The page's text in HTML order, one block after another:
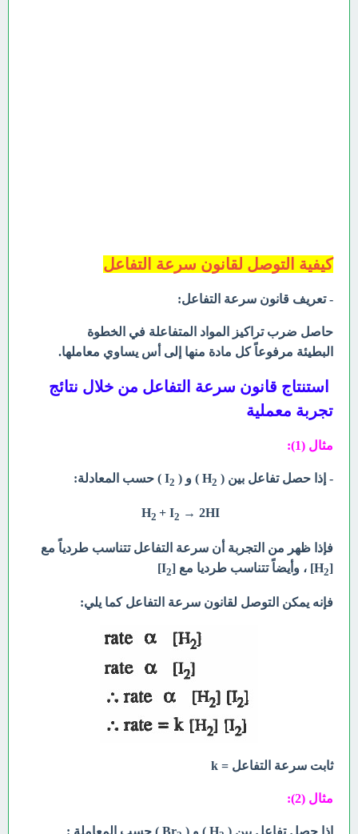
كيفية التوصل لقانون سرعة التفاعل
- تعريف قانون سرعة التفاعل:
حاصل ضرب تراكيز المواد المتفاعلة في الخطوة
البطيئة مرفوعاً كل مادة منها إلى أس يساوي معاملها.
استنتاج قانون سرعة التفاعل من خلال نتائج
تجربة معملية
مثال (1):
- إذا حصل تفاعل بين ( H 2 ) و ( I 2 ) حسب المعادلة:
H2 + I2 → 2HI
فإذا ظهر من التجربة أن سرعة التفاعل تتناسب طردياً مع
[H
2 ] ، وأيضاً تتناسب طرديا مع [I2
]
فإنه يمكن التوصل لقانون سرعة التفاعل كما يلي:
ثابت سرعة التفاعل = k
مثال (2):
إذا حصل تفاعل بين ( H ) و ( Br ) حسب المعاملة :